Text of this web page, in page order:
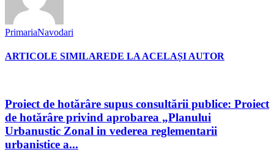
PrimariaNavodari
ARTICOLE SIMILAREDE LA ACELAȘI AUTOR
Proiect de hotărâre supus consultării publice: Proiect
de hotărâre privind aprobarea „Planului
Urbanustic Zonal in vederea reglementarii
urbanistice a...